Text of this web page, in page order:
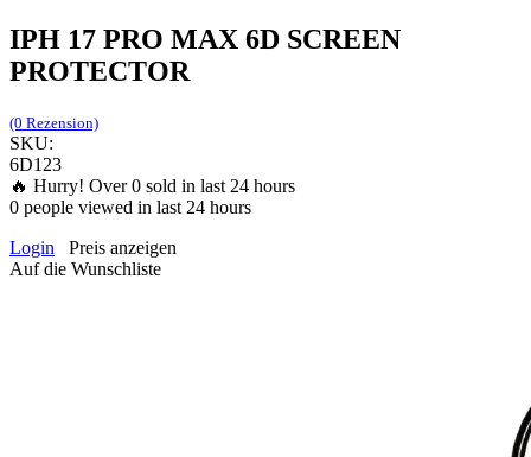
IPH 17 PRO MAX 6D SCREEN
PROTECTOR
(0 Rezension)
SKU:
6D123
🔥 Hurry! Over0 sold in last 24 hours
0 people viewed in last 24 hours
Login
Preis anzeigen
Auf die Wunschliste